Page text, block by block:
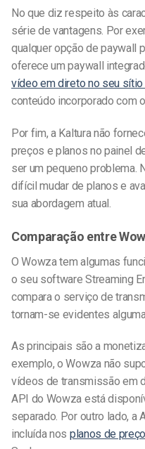
No que diz respeito às
série de vantagens. Por
qualquer opção de paywall
oferece um paywall
vídeo em direto no seu sítio
conteúdo incorporado com
Por fim, a Kaltura não
preços e planos no painel
ser um pequeno problema.
difícil mudar de planos e
sua abordagem atual.
Comparação entre
O Wowza tem algumas
o seu software Streaming
compara o serviço de
tornam-se evidentes
As principais são a
exemplo, o Wowza não
vídeos de transmissão em
API do Wowza está
separado. Por outro lado, a
incluída nos planos de